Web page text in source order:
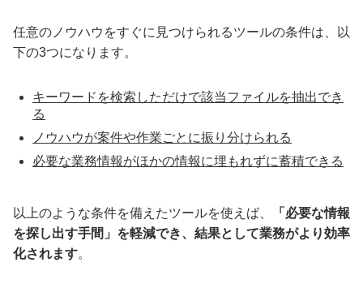
任意のノウハウをすぐに見つけられるツールの条件は、以
下の3つになります。
キーワードを検索しただけで該当ファイルを抽出でき
る
ノウハウが案件や作業ごとに振り分けられる
必要な業務情報がほかの情報に埋もれずに蓄積できる
以上のような条件を備えたツールを使えば、
「必要な情報
を探し出す手間」を軽減でき、結果として業務がより効率
化されます。